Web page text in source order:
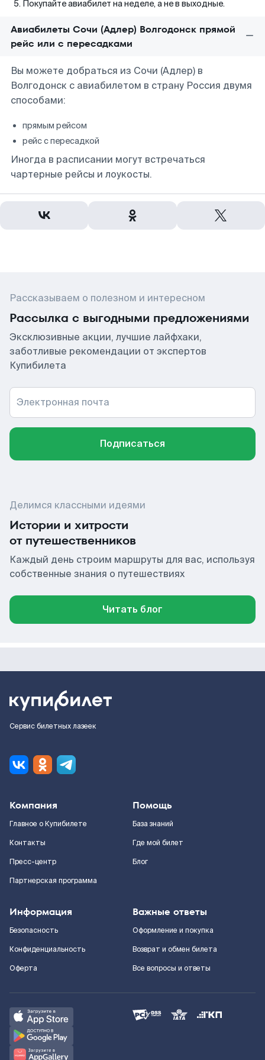
Покупайте авиабилет на неделе, а не в выходные.
Авиабилеты Сочи (Адлер) Волгодонск прямой
рейс или с пересадками
Вы можете добраться из Сочи (Адлер) в
Волгодонск с авиабилетом в страну Россия двумя
способами:
прямым рейсом
рейс с пересадкой
Иногда в расписании могут встречаться
чартерные рейсы и лоукосты.
Рассказываем о полезном и интересном
Рассылка с выгодными предложениями
Эксклюзивные акции, лучшие лайфхаки,
заботливые рекомендации от экспертов
Купибилета
Электронная почта
Подписаться
Делимся классными идеями
Истории и хитрости
от путешественников
Каждый день строим маршруты для вас, используя
собственные знания о путешествиях
Читать блог
Сервис билетных лазеек
Компания
Главное о Купибилете
Контакты
Пресс-центр
Партнерская программа
Помощь
База знаний
Где мой билет
Блог
Информация
Безопасность
Конфиденциальность
Оферта
Важные ответы
Оформление и покупка
Возврат и обмен билета
Все вопросы и ответы